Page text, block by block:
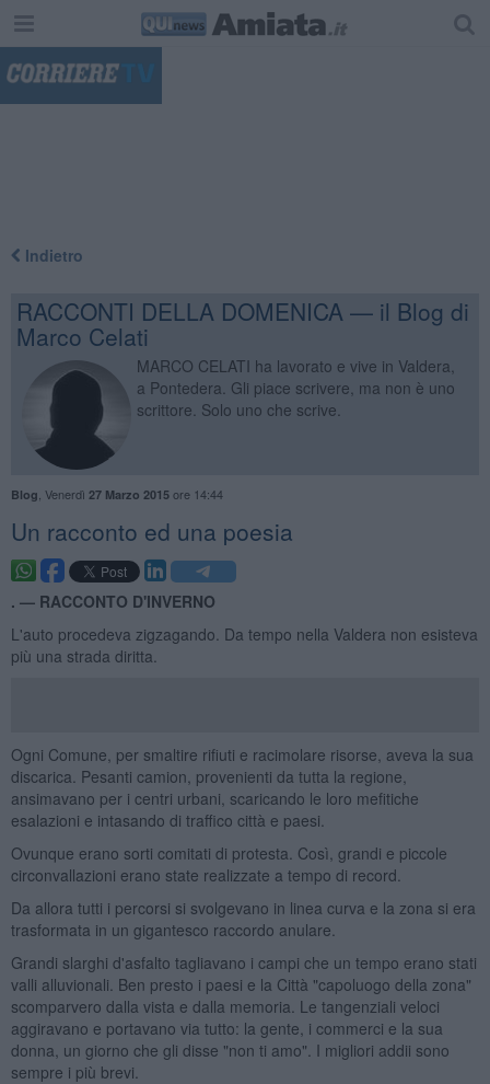
Indietro
RACCONTI DELLA DOMENICA — il Blog di
Marco Celati
MARCO CELATI ha lavorato e vive in Valdera,
a Pontedera. Gli piace scrivere, ma non è uno
scrittore. Solo uno che scrive.
Blog Venerdì 27 Marzo 2015ore 14:44
Un racconto ed una poesia
. — RACCONTO D'INVERNO
L'auto procedeva zigzagando. Da tempo nella Valdera non esisteva
più una strada diritta.
Ogni Comune, per smaltire rifiuti e racimolare risorse, aveva la sua
discarica. Pesanti camion, provenienti da tutta la regione,
ansimavano per i centri urbani, scaricando le loro mefitiche
esalazioni e intasando di traffico città e paesi.
Ovunque erano sorti comitati di protesta. Così, grandi e piccole
circonvallazioni erano state realizzate a tempo di record.
Da allora tutti i percorsi si svolgevano in linea curva e la zona si era
trasformata in un gigantesco raccordo anulare.
Grandi slarghi d'asfalto tagliavano i campi che un tempo erano stati
valli alluvionali. Ben presto i paesi e la Città "capoluogo della zona"
scomparvero dalla vista e dalla memoria. Le tangenziali veloci
aggiravano e portavano via tutto: la gente, i commerci e la sua
donna, un giorno che gli disse "non ti amo". I migliori addii sono
sempre i più brevi.